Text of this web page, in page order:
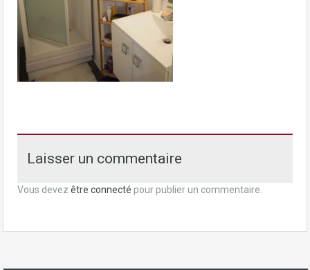
Laisser un commentaire
Vous devez être connecté pour publier un commentaire.